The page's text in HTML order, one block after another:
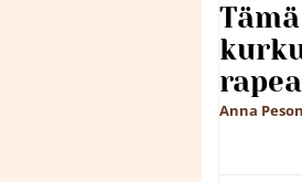
Anna